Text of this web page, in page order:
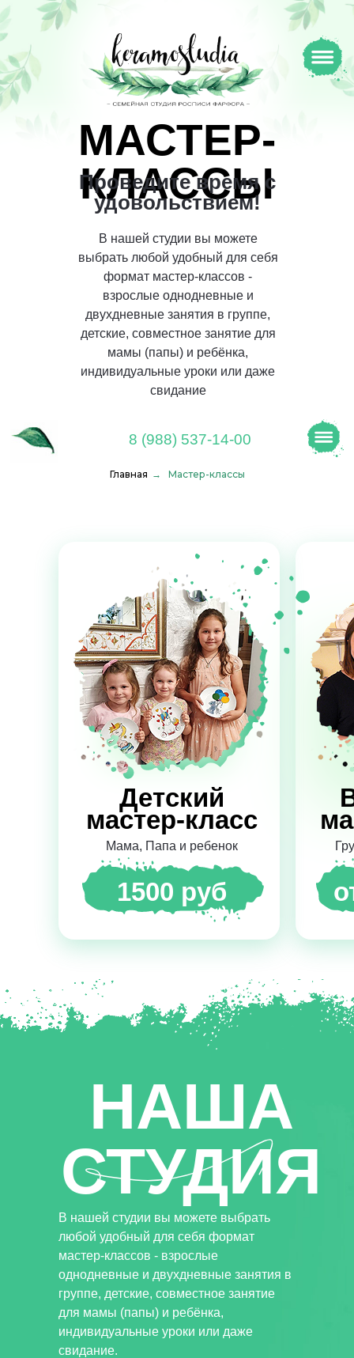
МАСТЕР-
КЛАССЫ
В нашей студии вы можете
выбрать любой удобный для себя
формат мастер-классов -
взрослые однодневные и
двухдневные занятия в группе,
детские, совместное занятие для
мамы (папы) и ребёнка,
индивидуальные уроки или даже
свидание
Проведите время с
удовольствием!
8 (988) 537-14-00
Главная → Мастер-классы
Детский
мастер-класс
Мама, Папа и ребенок
1500 руб
НАША
СТУДИЯ
В нашей студии вы можете выбрать
любой удобный для себя формат
мастер-классов - взрослые
однодневные и двухдневные занятия в
группе, детские, совместное занятие
для мамы (папы) и ребёнка,
индивидуальные уроки или даже
свидание.